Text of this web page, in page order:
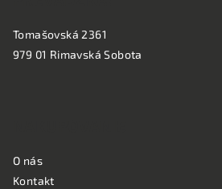
Tomašovská 2361
979 01 Rimavská Sobota
O nás
Kontakt